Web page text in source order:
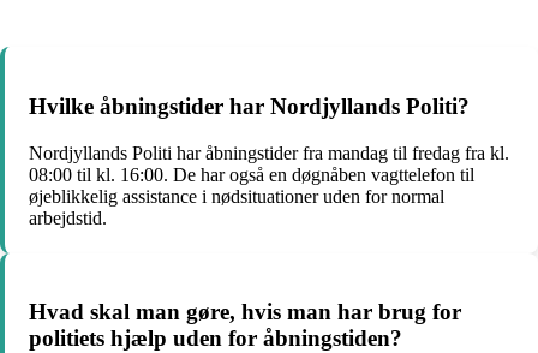
Hvilke åbningstider har Nordjyllands Politi?
Nordjyllands Politi har åbningstider fra mandag til fredag ​​fra kl.
08:00 til kl. 16:00. De har også en døgnåben vagttelefon til
øjeblikkelig assistance i nødsituationer uden for normal
arbejdstid.
Hvad skal man gøre, hvis man har brug for
politiets hjælp uden for åbningstiden?